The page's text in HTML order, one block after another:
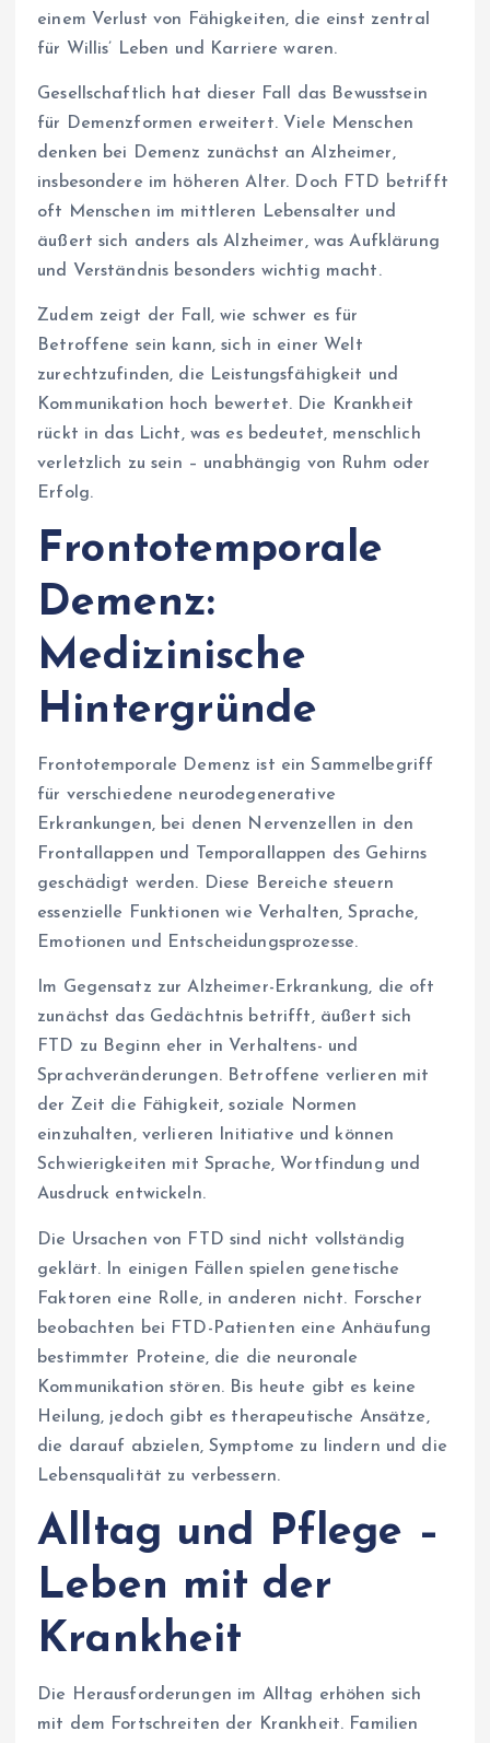
einem Verlust von Fähigkeiten, die einst zentral
für Willis’ Leben und Karriere waren.
Gesellschaftlich hat dieser Fall das Bewusstsein
für Demenzformen erweitert. Viele Menschen
denken bei Demenz zunächst an Alzheimer,
insbesondere im höheren Alter. Doch FTD betrifft
oft Menschen im mittleren Lebensalter und
äußert sich anders als Alzheimer, was Aufklärung
und Verständnis besonders wichtig macht.
Zudem zeigt der Fall, wie schwer es für
Betroffene sein kann, sich in einer Welt
zurechtzufinden, die Leistungsfähigkeit und
Kommunikation hoch bewertet. Die Krankheit
rückt in das Licht, was es bedeutet, menschlich
verletzlich zu sein – unabhängig von Ruhm oder
Erfolg.
Frontotemporale
Demenz:
Medizinische
Hintergründe
Frontotemporale Demenz ist ein Sammelbegriff
für verschiedene neurodegenerative
Erkrankungen, bei denen Nervenzellen in den
Frontallappen und Temporallappen des Gehirns
geschädigt werden. Diese Bereiche steuern
essenzielle Funktionen wie Verhalten, Sprache,
Emotionen und Entscheidungsprozesse.
Im Gegensatz zur Alzheimer-Erkrankung, die oft
zunächst das Gedächtnis betrifft, äußert sich
FTD zu Beginn eher in Verhaltens- und
Sprachveränderungen. Betroffene verlieren mit
der Zeit die Fähigkeit, soziale Normen
einzuhalten, verlieren Initiative und können
Schwierigkeiten mit Sprache, Wortfindung und
Ausdruck entwickeln.
Die Ursachen von FTD sind nicht vollständig
geklärt. In einigen Fällen spielen genetische
Faktoren eine Rolle, in anderen nicht. Forscher
beobachten bei FTD-Patienten eine Anhäufung
bestimmter Proteine, die die neuronale
Kommunikation stören. Bis heute gibt es keine
Heilung, jedoch gibt es therapeutische Ansätze,
die darauf abzielen, Symptome zu lindern und die
Lebensqualität zu verbessern.
Alltag und Pflege –
Leben mit der
Krankheit
Die Herausforderungen im Alltag erhöhen sich
mit dem Fortschreiten der Krankheit. Familien